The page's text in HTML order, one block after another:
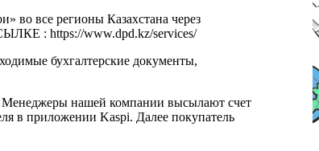
во все регионы Казахстана через
: https://www.dpd.kz/services/
бухгалтерские документы,
нашей компании высылают счет
в приложении Kaspi. Далее покупатель